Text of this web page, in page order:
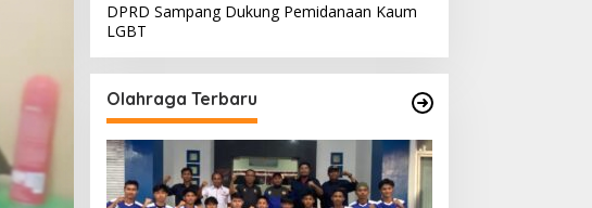
DPRD Sampang Dukung Pemidanaan Kaum
LGBT
Olahraga Terbaru